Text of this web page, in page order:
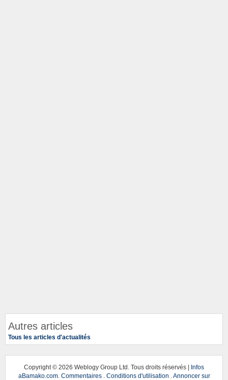
Autres articles
Tous les articles d'actualités
Copyright © 2026 Weblogy Group Ltd. Tous droits réservés | Infos
aBamako.com. Commentaires. Conditions d'utilisation
Annoncer sur